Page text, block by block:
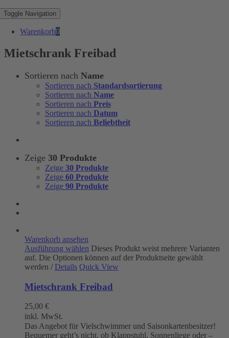
Toggle Navigation
Warenkorb0
Mietschrank Freibad
Sortieren nach Name
Sortieren nach Standardsortierung
Sortieren nach Name
Sortieren nach Preis
Sortieren nach Datum
Sortieren nach Beliebtheit
Zeige 30 Produkte
Zeige 30 Produkte
Zeige 60 Produkte
Zeige 90 Produkte
Warenkorb ansehen
Ausführung wählen Dieses Produkt weist mehrere Varianten
auf. Die Optionen können auf der Produktseite gewählt
werden / Details Quick View
Mietschrank Freibad
25,00 €
inkl. MwSt.
Das Angebot für Vielschwimmer und Saisonkartenbesitzer!
Bequemer geht’s nicht, ob Klappstuhl, Sonnenliege oder –